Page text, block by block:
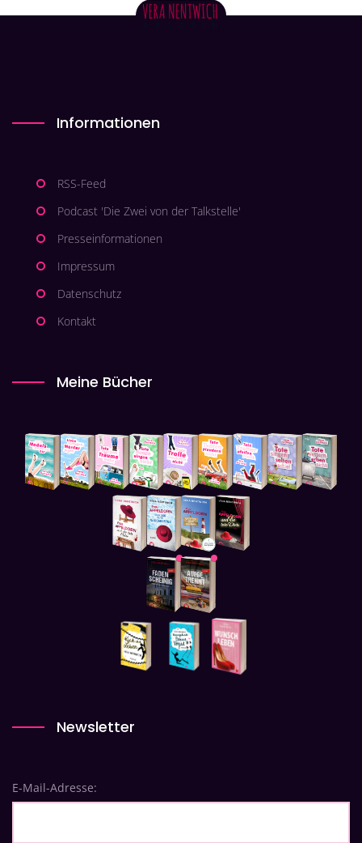
Informationen
RSS-Feed
Podcast 'Die Zwei von der Talkstelle'
Presseinformationen
Impressum
Datenschutz
Kontakt
Meine Bücher
Newsletter
E-Mail-Adresse: